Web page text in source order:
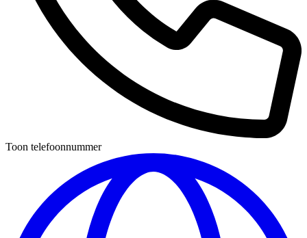
Toon telefoonnummer